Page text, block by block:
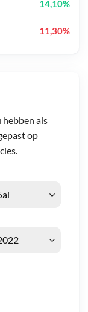
hebben als
op
14,10%
11,30%